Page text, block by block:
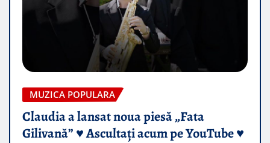
MUZICA POPULARA
Claudia a lansat noua piesă „Fata
Gilivană” ♥️ Ascultați acum pe YouTube ♥️